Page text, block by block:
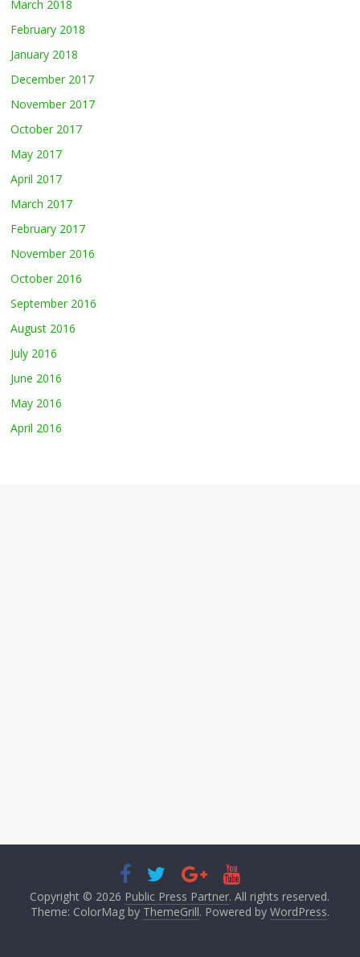
March 2018
February 2018
January 2018
December 2017
November 2017
October 2017
May 2017
April 2017
March 2017
February 2017
November 2016
October 2016
September 2016
August 2016
July 2016
June 2016
May 2016
April 2016
Copyright © 2026 Public Press Partner. All rights reserved.
Theme: ColorMag by ThemeGrill. Powered by WordPress.